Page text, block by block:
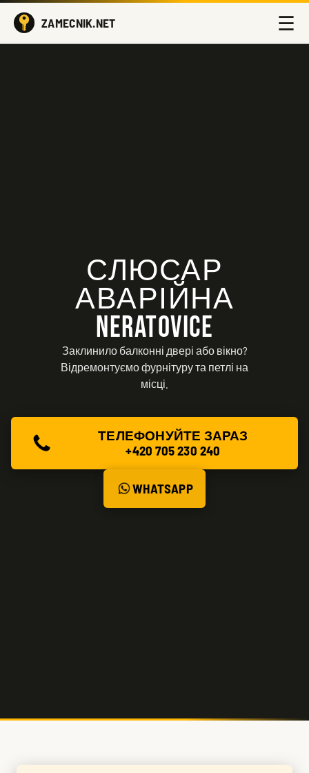
ZAMECNIK.NET ☰
СЛЮСАР
АВАРІЙНА
NERATOVICE
Заклинило балконні двері або вікно?
Відремонтуємо фурнітуру та петлі на
місці.
ТЕЛЕФОНУЙТЕ ЗАРАЗ
+420 705 230 240
WHATSAPP